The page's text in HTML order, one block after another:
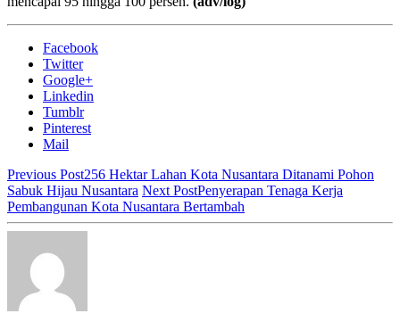
Facebook
Twitter
Google+
Linkedin
Tumblr
Pinterest
Mail
Previous Post256 Hektar Lahan Kota Nusantara Ditanami Pohon
Sabuk Hijau Nusantara Next PostPenyerapan Tenaga Kerja
Pembangunan Kota Nusantara Bertambah